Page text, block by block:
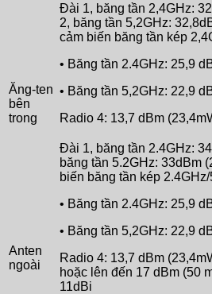
Ăng-ten
bên
trong
Đài 1, băng tần 2,4GHz:
2, băng tần 5,2GHz:
cảm biến băng tần kép
• Băng tần 2.4GHz: 25,9
• Băng tần 5,2GHz: 22,9
Radio 4: 13,7 dBm
Anten
ngoài
Đài 1, băng tần 2.4GHz:
băng tần 5.2GHz: 33dBm
biến băng tần kép
• Băng tần 2.4GHz: 25,9
• Băng tần 5,2GHz: 22,9
Radio 4: 13,7 dBm
hoặc lên đến 17 dBm (50
11dBi